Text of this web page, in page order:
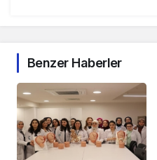
Benzer Haberler